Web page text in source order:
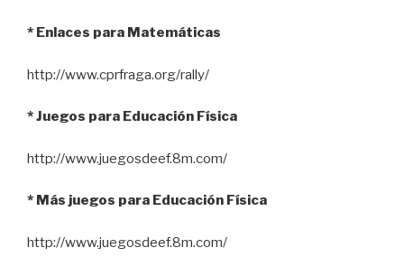
* Enlaces para Matemáticas
http://www.cprfraga.org/rally/
* Juegos para Educación Física
http://www.juegosdeef.8m.com/
* Más juegos para Educación Física
http://www.juegosdeef.8m.com/